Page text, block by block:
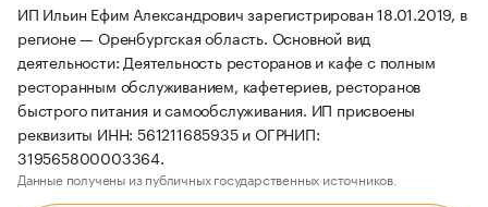
ИП Ильин Ефим Александрович зарегистрирован 18.01.2019, в
регионе — Оренбургская область. Основной вид
деятельности: Деятельность ресторанов и кафе с полным
ресторанным обслуживанием, кафетериев, ресторанов
быстрого питания и самообслуживания. ИП присвоены
реквизиты ИНН: 561211685935 и ОГРНИП:
319565800003364.
Данные получены из публичных государственных источников.